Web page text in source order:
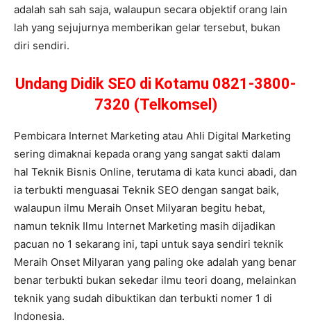
adalah sah sah saja, walaupun secara objektif orang lain
lah yang sejujurnya memberikan gelar tersebut, bukan
diri sendiri.
Undang Didik SEO di Kotamu 0821-3800-
7320 (Telkomsel)
Pembicara Internet Marketing atau Ahli Digital Marketing
sering dimaknai kepada orang yang sangat sakti dalam
hal Teknik Bisnis Online, terutama di kata kunci abadi, dan
ia terbukti menguasai Teknik SEO dengan sangat baik,
walaupun ilmu Meraih Onset Milyaran begitu hebat,
namun teknik Ilmu Internet Marketing masih dijadikan
pacuan no 1 sekarang ini, tapi untuk saya sendiri teknik
Meraih Onset Milyaran yang paling oke adalah yang benar
benar terbukti bukan sekedar ilmu teori doang, melainkan
teknik yang sudah dibuktikan dan terbukti nomer 1 di
Indonesia.